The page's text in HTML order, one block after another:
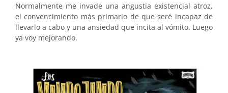
Normalmente me invade una angustia existencial atroz,
el convencimiento más primario de que seré incapaz de
llevarlo a cabo y una ansiedad que incita al vómito. Luego
ya voy mejorando.